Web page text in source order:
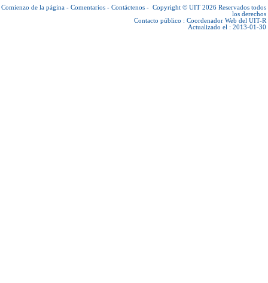
Comienzo de la página - Comentarios - Contáctenos - Copyright © UIT 2026 Reservados todos
los derechos
Contacto público : Coordenador Web del UIT-R
Actualizado el : 2013-01-30